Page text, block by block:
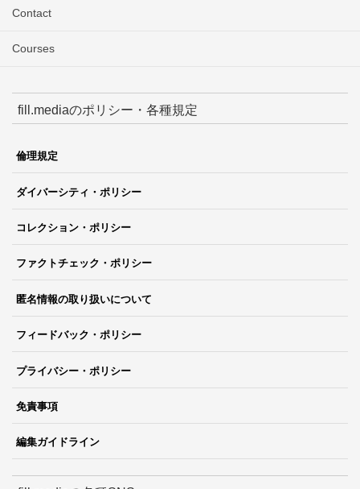
Contact
Courses
fill.mediaのポリシー・各種規定
倫理規定
ダイバーシティ・ポリシー
コレクション・ポリシー
ファクトチェック・ポリシー
匿名情報の取り扱いについて
フィードバック・ポリシー
プライバシー・ポリシー
免責事項
編集ガイドライン